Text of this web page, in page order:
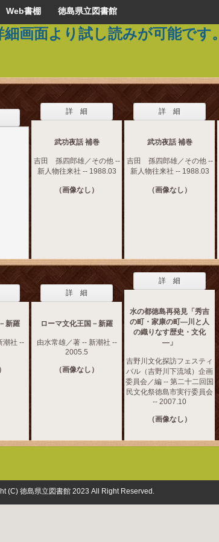
Web書棚 徳島県立図書館
画面より試し読みが可能です。
詳 細
武功夜話 補巻
吉田 孫四郎雄／その他 --
新人物往来社 -- 1988.03
（画像なし）
詳 細
武功夜話 補巻
吉田 孫四郎雄／その他 --
新人物往来社 -- 1988.03
（画像なし）
新羅
潮社 --
詳 細
ローマ文化王国－新羅
由水常雄／著 -- 新潮社 --
2005.5
（画像なし）
詳 細
水の都徳島再発見「秀吉
の町・家康の町―川と人
の織りなす歴史・文化
―」
吉野川文化探訪フェスティ
バル（吉野川下流域）企画
委員会／編 -- 第二十二回国
民文化祭徳島市実行委員会
-- 2007.10
（画像なし）
(C) 徳島県立図書館 2023 All Right Reserved.